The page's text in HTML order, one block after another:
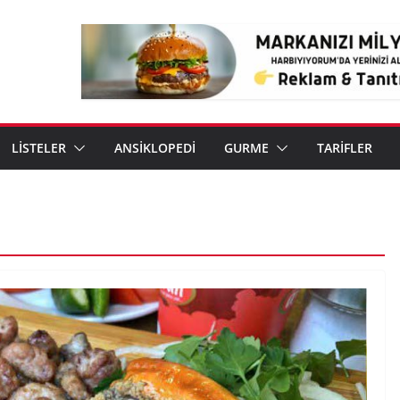
LİSTELER ANSİKLOPEDİ GURME TARİFLER